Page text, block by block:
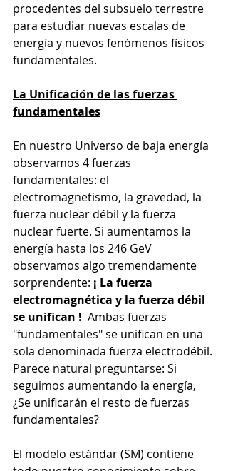
procedentes del subsuelo terrestre
para estudiar nuevas escalas de
energía y nuevos fenómenos físicos
fundamentales.
La Unificación de las fuerzas
fundamentales
En nuestro Universo de baja energía
observamos 4 fuerzas
fundamentales: el
electromagnetismo, la gravedad, la
fuerza nuclear débil y la fuerza
nuclear fuerte. Si aumentamos la
energía hasta los 246 GeV
observamos algo tremendamente
sorprendente: ¡ La fuerza
electromagnética y la fuerza débil
se unifican ! Ambas fuerzas
"fundamentales" se unifican en una
sola denominada fuerza electrodébil.
Parece natural preguntarse: Si
seguimos aumentando la energía,
¿Se unificarán el resto de fuerzas
fundamentales?
El modelo estándar (SM) contiene